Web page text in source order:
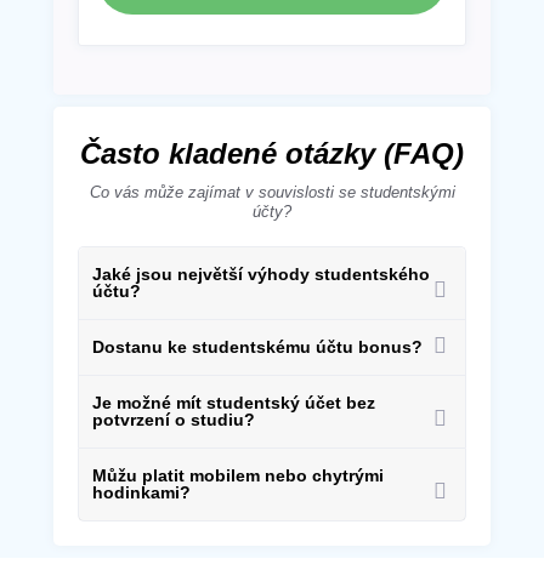
Často kladené otázky (FAQ)
Co vás může zajímat v souvislosti se studentskými
účty?
Jaké jsou největší výhody studentského
účtu?
Dostanu ke studentskému účtu bonus?
Je možné mít studentský účet bez
potvrzení o studiu?
Můžu platit mobilem nebo chytrými
hodinkami?